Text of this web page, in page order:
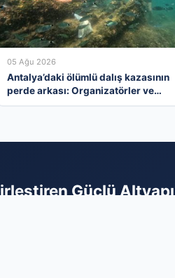
05 Ağu 2026
Antalya’daki ölümlü dalış kazasının
perde arkası: Organizatörler ve
Güçlü Altyapı